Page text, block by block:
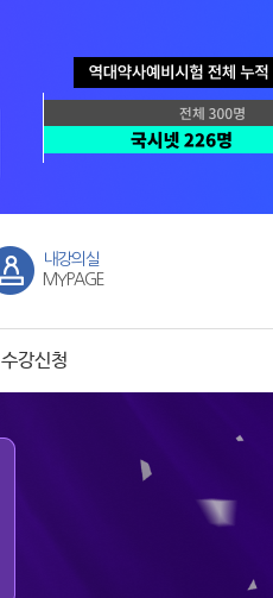
내강의실
MYPAGE
수강신청